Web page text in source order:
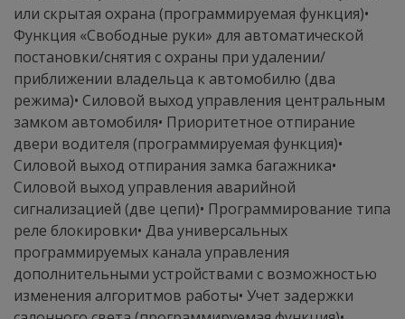
или скрытая охрана (программируемая функция)•
Функция «Свободные руки» для автоматической
постановки/снятия с охраны при удалении/
приближении владельца к автомобилю (два
режима)• Силовой выход управления центральным
замком автомобиля• Приоритетное отпирание
двери водителя (программируемая функция)•
Силовой выход отпирания замка багажника•
Силовой выход управления аварийной
сигнализацией (две цепи)• Программирование типа
реле блокировки• Два универсальных
программируемых канала управления
дополнительными устройствами с возможностью
изменения алгоритмов работы• Учет задержки